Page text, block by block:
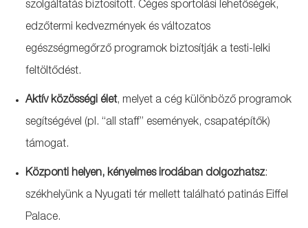
szolgáltatás biztosított. Céges sportolási lehetőségek,
edzőtermi kedvezmények és változatos
egészségmegőrző programok biztosítják a testi-lelki
feltöltődést.
Aktív közösségi élet, melyet a cég különböző programok
segítségével (pl. “all staff” események, csapatépítők)
támogat.
Központi helyen, kényelmes irodában dolgozhatsz:
székhelyünk a Nyugati tér mellett található patinás Eiffel
Palace.